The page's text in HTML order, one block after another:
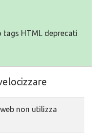
HTML deprecati
non utilizza